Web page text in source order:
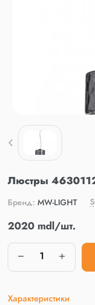
Люстры
Бренд: MW-LIGHT
2020 mdl/шт.
Характеристики